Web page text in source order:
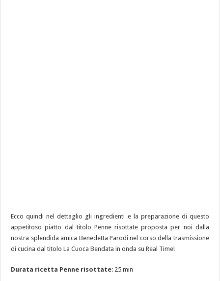
Ecco quindi nel dettaglio gli ingredienti e la preparazione di questo
appetitoso piatto dal titolo Penne risottate proposta per noi dalla
nostra splendida amica Benedetta Parodi nel corso della trasmissione
di cucina dal titolo La Cuoca Bendata in onda su Real Time!
Durata ricetta Penne risottate: 25 min